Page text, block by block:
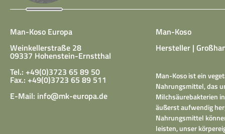
Man-Koso Europa
Weinkellerstraße 28
09337 Hohenstein-Ernstthal
Tel.: +49(0)3723 65 89 50
Fax.: +49(0)3723 65 89 511
E-Mail: info@mk-europa.de
Man-Koso
Hersteller |
Man-Koso ist ein
Nahrungsmittel, das
Milchsäurebakterien
äußerst aufwendig
Nahrungsmittel
leisten, unser